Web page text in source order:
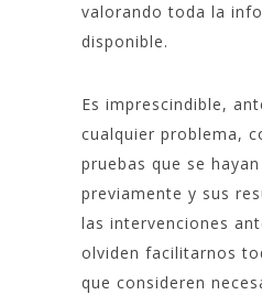
valorando toda la
disponible.
Es imprescindible,
cualquier problema,
pruebas que se
previamente y sus
las intervenciones
olviden facilitarnos
que consideren